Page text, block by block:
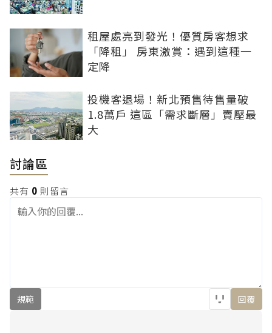
租屋處亮到發光！優質房客想求
「降租」 房東激賞：遇到這種一
定降
投機客退場！新北預售待售量破
1.8萬戶 這區「需求斷層」賣壓最
大
討論區
共有 0 則留言
規範 回覆